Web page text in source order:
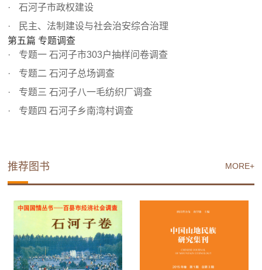
石河子市政权建设
民主、法制建设与社会治安综合治理
第五篇 专题调查
专题一 石河子市303户抽样问卷调查
专题二 石河子总场调查
专题三 石河子八一毛纺织厂调查
专题四 石河子乡南湾村调查
MORE+
推荐图书